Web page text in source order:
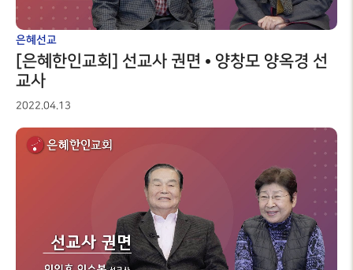
은혜선교
[은혜한인교회] 선교사 권면 • 양창모 양옥경 선
교사
2022.04.13